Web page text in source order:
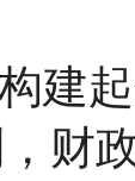
构建
财